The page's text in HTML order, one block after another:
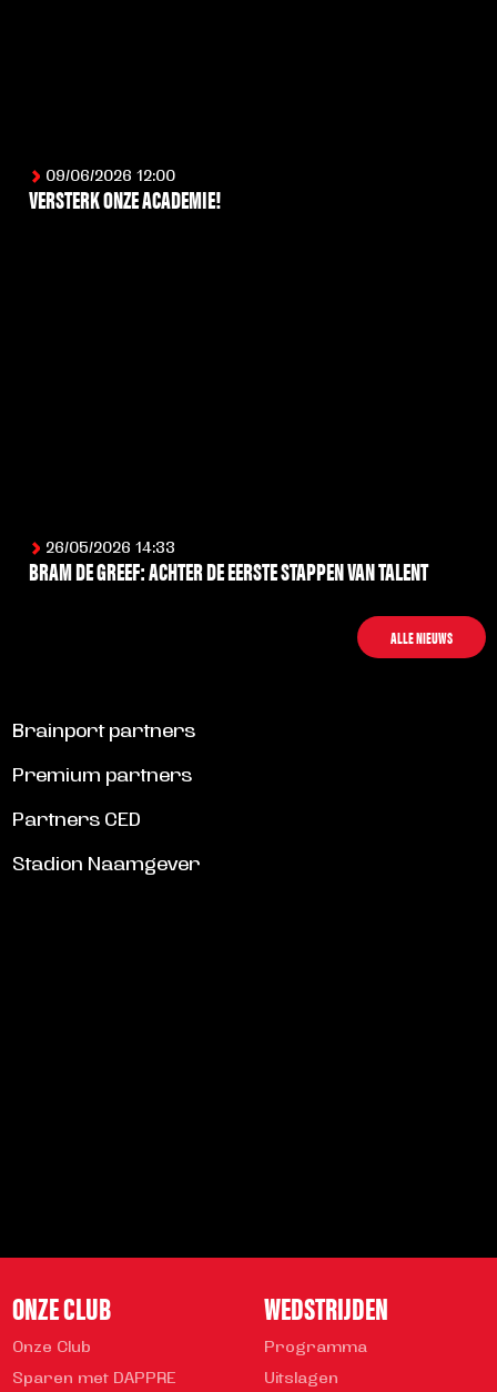
09/06/2026 12:00
VERSTERK ONZE ACADEMIE!
26/05/2026 14:33
BRAM DE GREEF: ACHTER DE EERSTE STAPPEN VAN TALENT
ALLE NIEUWS
Brainport partners
Premium partners
Partners CED
Stadion Naamgever
ONZE CLUB
Onze Club
Sparen met DAPPRE
WEDSTRIJDEN
Programma
Uitslagen